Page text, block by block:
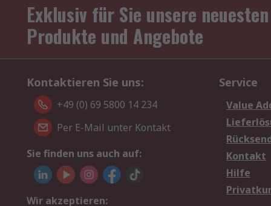
Exklusiv für Sie unsere neuesten
Produkte und Angebote
Kontaktieren Sie uns:
+49 (0) 69 5800 14 234
Per E-Mail unter Kontakt
Sie finden uns auch auf:
Wir akzeptieren:
Service
Value
Kontakt
Hilfe